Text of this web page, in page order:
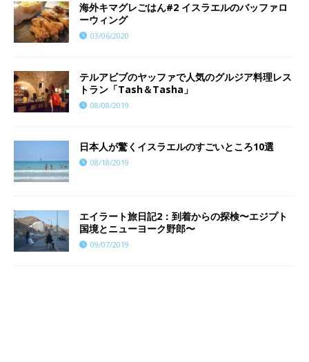
海外キマグレごはん#2 イスラエルのバッファロ
ーウィング
03/06/2020
テルアビブのヤッファで人気のグルジア料理レス
トラン「Tash＆Tasha」
08/08/2019
日本人が驚くイスラエルのすごいところ10選
08/18/2019
エイラート旅日記2：到着からの探検〜エジプト
国境とニューヨーク野郎〜
09/07/2019